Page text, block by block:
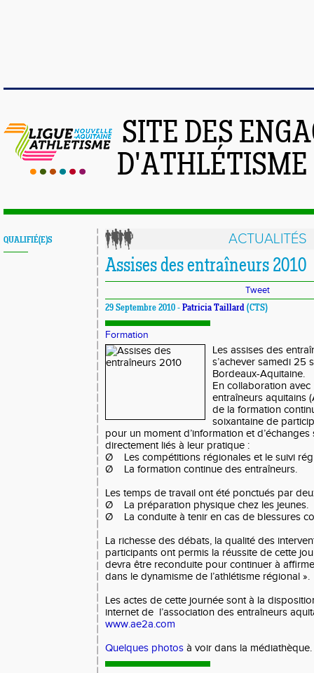
SITE DES
QUALIFIÉ(E)S ACTUALITÉS
Assises des entraîneurs 2010
Tweet
29 Septembre 2010 - Patricia Taillard (CTS)
Formation
Les assises des
s’achever samedi 25
Bordeaux-Aquitaine.
En collaboration avec
entraîneurs aquitains
de la formation
soixantaine de
pour un moment d’information et
directement liés à leur pratique :
Ø Les compétitions régionales et le suivi
Ø La formation continue des entraîneurs.
Les temps de travail ont été ponctués par
Ø La préparation physique chez les jeunes.
Ø La conduite à tenir en cas de blessures
La richesse des débats, la qualité des
participants ont permis la réussite de cette
devra être reconduite pour continuer à
dans le dynamisme de l’athlétisme régional ».
Les actes de cette journée sont à la
internet de l’association des entraîneurs
www.ae2a.com
Quelques photos à voir dans la médiathèque.